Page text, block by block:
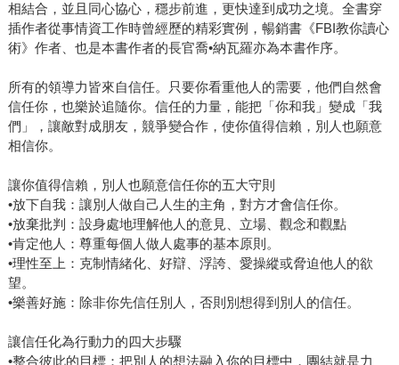
相結合，並且同心協心，穩步前進，更快達到成功之境。全書穿
插作者從事情資工作時曾經歷的精彩實例，暢銷書《FBI教你讀心
術》作者、也是本書作者的長官喬•納瓦羅亦為本書作序。
所有的領導力皆來自信任。只要你看重他人的需要，他們自然會
信任你，也樂於追隨你。信任的力量，能把「你和我」變成「我
們」，讓敵對成朋友，競爭變合作，使你值得信賴，別人也願意
相信你。
讓你值得信賴，別人也願意信任你的五大守則
•放下自我：讓別人做自己人生的主角，對方才會信任你。
•放棄批判：設身處地理解他人的意見、立場、觀念和觀點
•肯定他人：尊重每個人做人處事的基本原則。
•理性至上：克制情緒化、好辯、浮誇、愛操縱或脅迫他人的欲
望。
•樂善好施：除非你先信任別人，否則別想得到別人的信任。
讓信任化為行動力的四大步驟
•整合彼此的目標：把別人的想法融入你的目標中，團結就是力